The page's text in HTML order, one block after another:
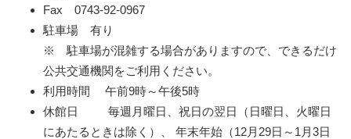
Fax 0743-92-0967
駐車場 有り
※ 駐車場が混雑する場合がありますので、できるだけ
公共交通機関をご利用ください。
利用時間 午前9時～午後5時
休館日 毎週月曜日、祝日の翌日（日曜日、火曜日
にあたるときは除く）、 年末年始（12月29日～1月3日